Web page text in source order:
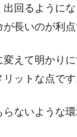
キッチンメー
しゃれなキッ
新しく家を建てる
に、キッチンのメ
んでいますか？...
回るように
長いのが利点
えて明かり
ットな点です
らないような